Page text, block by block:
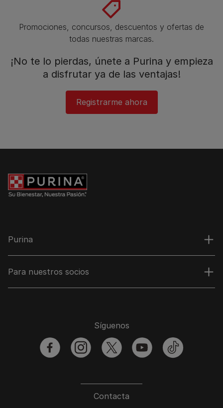
Promociones, concursos, descuentos y ofertas de
todas nuestras marcas.​
¡No te lo pierdas, únete a Purina y empieza
a disfrutar ya de las ventajas!​
Registrarme ahora
Purina
Para nuestros socios
Contacta
Síguenos
facebookinstagramtwitter youtubetiktok